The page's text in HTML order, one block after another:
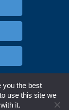
reserved.
you the best
use this site we
it.